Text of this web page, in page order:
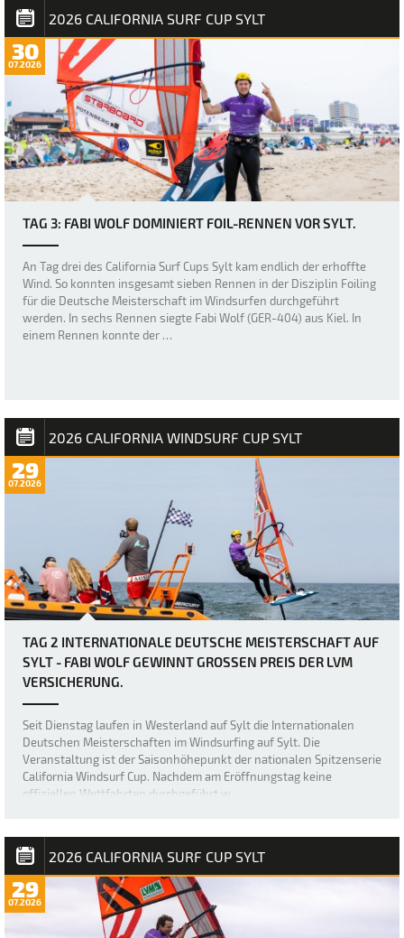
2026 CALIFORNIA SURF CUP SYLT
30
07.2026
TAG 3: FABI WOLF DOMINIERT FOIL-RENNEN VOR SYLT.
An Tag drei des California Surf Cups Sylt kam endlich der erhoffte
Wind. So konnten insgesamt sieben Rennen in der Disziplin Foiling
für die Deutsche Meisterschaft im Windsurfen durchgeführt
werden. In sechs Rennen siegte Fabi Wolf (GER-404) aus Kiel. In
einem Rennen konnte der …
2026 CALIFORNIA WINDSURF CUP SYLT
29
07.2026
TAG 2 INTERNATIONALE DEUTSCHE MEISTERSCHAFT AUF
SYLT - FABI WOLF GEWINNT GROSSEN PREIS DER LVM V
ERSICHERUNG.
Seit Dienstag laufen in Westerland auf Sylt die Internationalen
Deutschen Meisterschaften im Windsurfing auf Sylt. Die
Veranstaltung ist der Saisonhöhepunkt der nationalen Spitzenserie
California Windsurf Cup. Nachdem am Eröffnungstag keine
offiziellen Wettfahrten durchgeführt w…
2026 CALIFORNIA SURF CUP SYLT
29
07.2026